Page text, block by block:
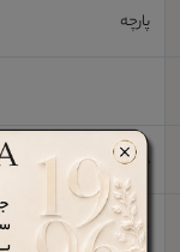
پارچه
8*11 *1 cm
خیر